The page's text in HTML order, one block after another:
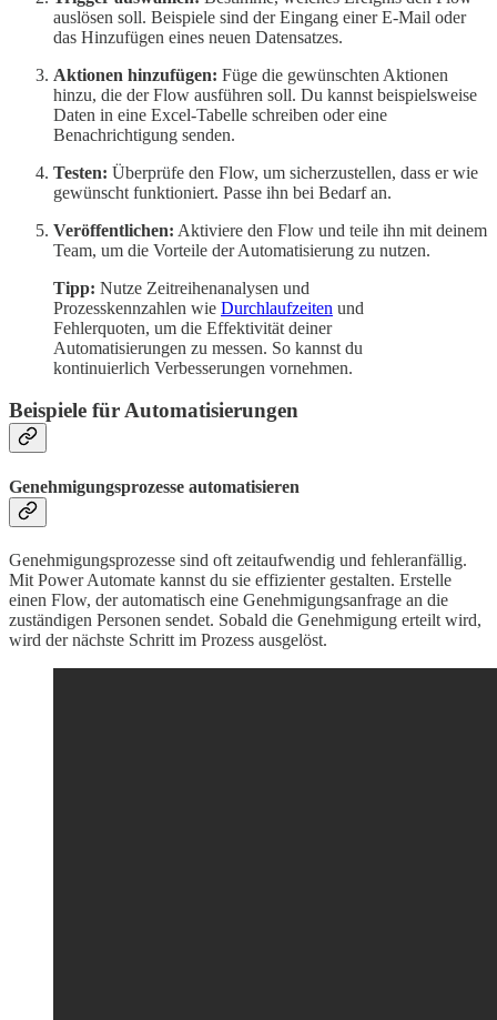
auslösen soll. Beispiele sind der Eingang einer E-Mail oder
das Hinzufügen eines neuen Datensatzes.
Aktionen hinzufügen: Füge die gewünschten Aktionen
hinzu, die der Flow ausführen soll. Du kannst beispielsweise
Daten in eine Excel-Tabelle schreiben oder eine
Benachrichtigung senden.
Testen: Überprüfe den Flow, um sicherzustellen, dass er wie
gewünscht funktioniert. Passe ihn bei Bedarf an.
Veröffentlichen: Aktiviere den Flow und teile ihn mit deinem
Team, um die Vorteile der Automatisierung zu nutzen.
Tipp: Nutze Zeitreihenanalysen und
Prozesskennzahlen wie Durchlaufzeiten und
Fehlerquoten, um die Effektivität deiner
Automatisierungen zu messen. So kannst du
kontinuierlich Verbesserungen vornehmen.
Beispiele für Automatisierungen
Genehmigungsprozesse automatisieren
Genehmigungsprozesse sind oft zeitaufwendig und fehleranfällig.
Mit Power Automate kannst du sie effizienter gestalten. Erstelle
einen Flow, der automatisch eine Genehmigungsanfrage an die
zuständigen Personen sendet. Sobald die Genehmigung erteilt wird,
wird der nächste Schritt im Prozess ausgelöst.